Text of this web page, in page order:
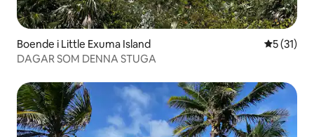
Boende i Little Exuma Island 5 av 5 i
5 (31)
DAGAR SOM DENNA STUGA